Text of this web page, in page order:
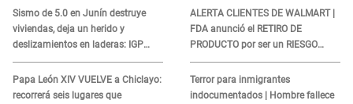
Sismo de 5.0 en Junín destruye
viviendas, deja un herido y
deslizamientos en laderas: IGP
alerta sobre posibles réplicas
Papa León XIV VUELVE a Chiclayo:
recorrerá seis lugares que
ALERTA CLIENTES DE WALMART |
FDA anunció el RETIRO DE
PRODUCTO por ser un RIESGO
MORTAL para consumidores: ¿Cuál
es?
Terror para inmigrantes
indocumentados | Hombre fallece